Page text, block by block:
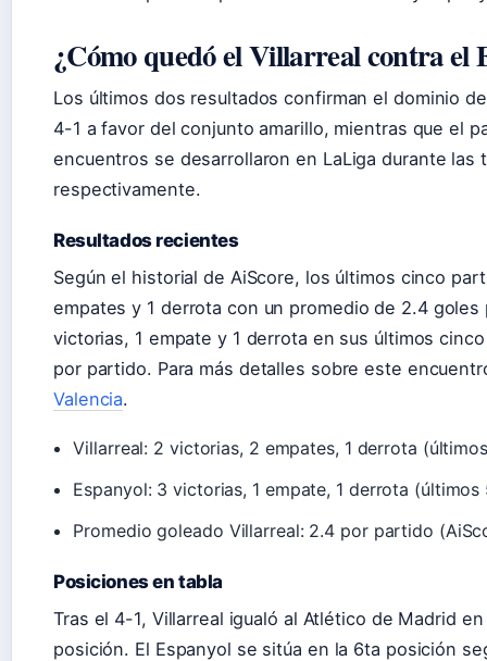
¿Cómo quedó el Villarreal contra el
Los últimos dos resultados confirman el dominio
4-1 a favor del conjunto amarillo, mientras que el
encuentros se desarrollaron en LaLiga durante
respectivamente.
Resultados recientes
Según el historial de AiScore, los últimos cinco
empates y 1 derrota con un promedio de 2.4
victorias, 1 empate y 1 derrota en sus últimos
por partido. Para más detalles sobre este
Valencia.
Villarreal: 2 victorias, 2 empates, 1 derrota
Espanyol: 3 victorias, 1 empate, 1 derrota (últimos
Promedio goleado Villarreal: 2.4 por partido
Posiciones en tabla
Tras el 4-1, Villarreal igualó al Atlético de Madrid
posición. El Espanyol se sitúa en la 6ta posición